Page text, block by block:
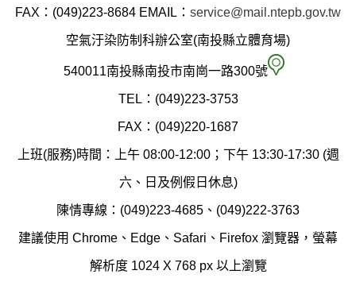
縣
保
局
FAX：(049)223-8684 EMAIL： service@mail.ntepb.gov.tw
空氣汙染防制科辦公室(南投縣立體育場)
540011南投縣南投市南崗一路300號 空
染
制
科
TEL：(049)223-3753
FAX：(049)220-1687
上班(服務)時間：上午 08:00-12:00；下午 13:30-17:30 (週
六、日及例假日休息)
陳情專線：(049)223-4685、(049)222-3763
建議使用 Chrome、Edge、Safari、Firefox 瀏覽器，螢幕
解析度 1024 X 768 px 以上瀏覽